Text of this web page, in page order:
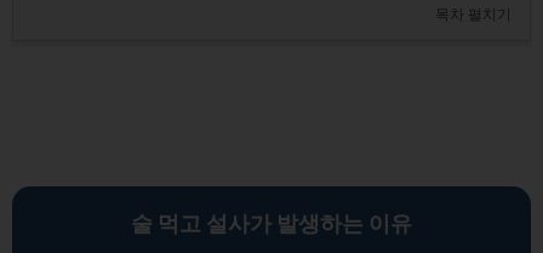
목차 펼치기
술 먹고 설사가 발생하는 이유